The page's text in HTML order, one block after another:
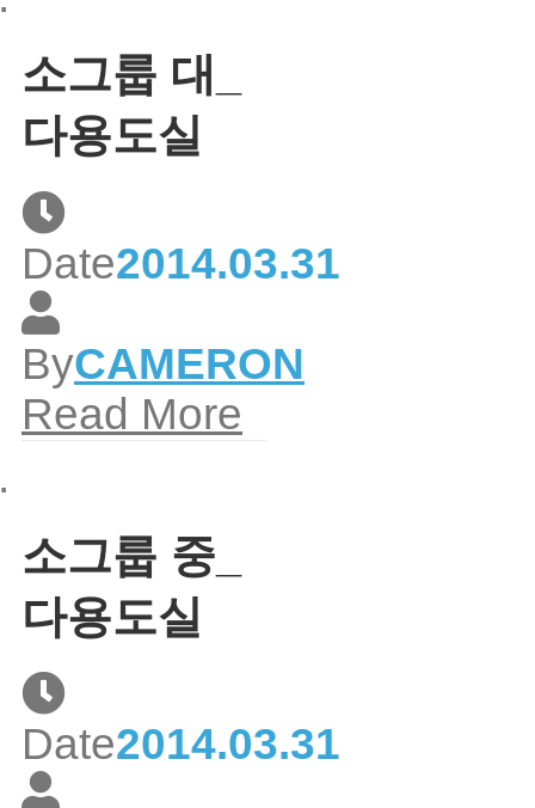
소그룹 대_
다용도실
Date2014.03.31
ByCAMERON
Read More
소그룹 중_
다용도실
Date2014.03.31